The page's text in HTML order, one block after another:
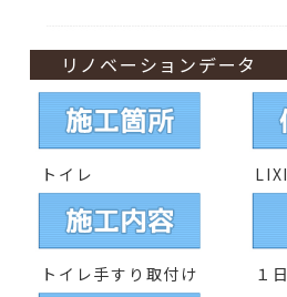
リノベーションデータ
トイレ
トイレ手すり取付け １日